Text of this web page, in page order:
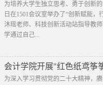
为培养大学生独立思考、勇于创新
日在1501会议室举办了“创新赋能
沐瑶老师、科技创新活动站指导教
学通过自己...
会计学院开展"红色纸鸢筝
为深入学习贯彻党的二十大精神，